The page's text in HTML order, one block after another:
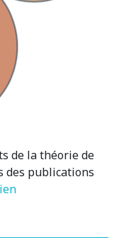
de la théorie de
des publications